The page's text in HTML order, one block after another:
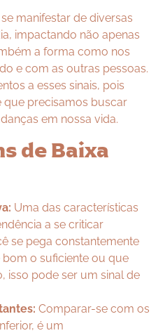
manifestar de diversas
impactando não apenas
a forma como nos
e com as outras pessoas.
a esses sinais, pois
que precisamos buscar
em nossa vida.
de Baixa
Uma das características
a se criticar
se pega constantemente
o suficiente ou que
isso pode ser um sinal de
Comparar-se com os
é um